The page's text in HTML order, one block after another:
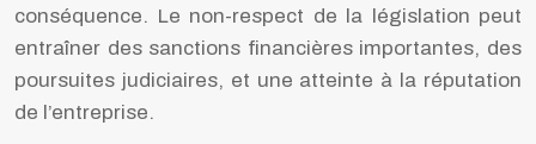
conséquence. Le non-respect de la législation peut
entraîner des sanctions financières importantes, des
poursuites judiciaires, et une atteinte à la réputation
de l’entreprise.